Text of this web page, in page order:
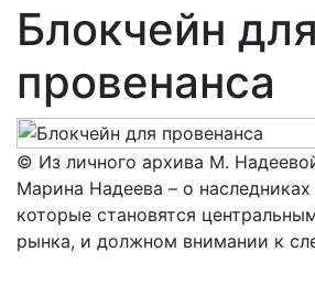
Блокчейн для
провенанса
© Из личного архива М.
Марина Надеева – о
которые становятся
рынка, и должном внимании к